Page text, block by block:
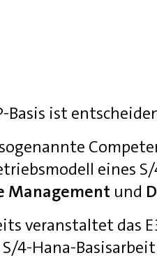
Basis ist
eines
Management und
veranstaltet das
4-Hana-